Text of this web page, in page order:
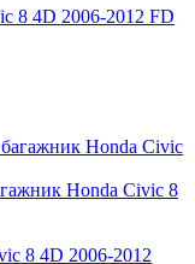
8 4D 2006-2012 FD
Honda Civic 8